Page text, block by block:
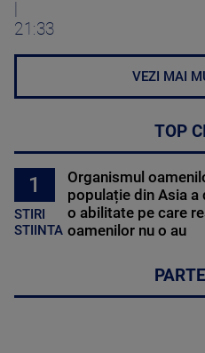
21:33
VEZI MAI
TOP
1
STIRI
STIINTA
Organismul
populație din Asia a
o abilitate pe care
oamenilor nu o au